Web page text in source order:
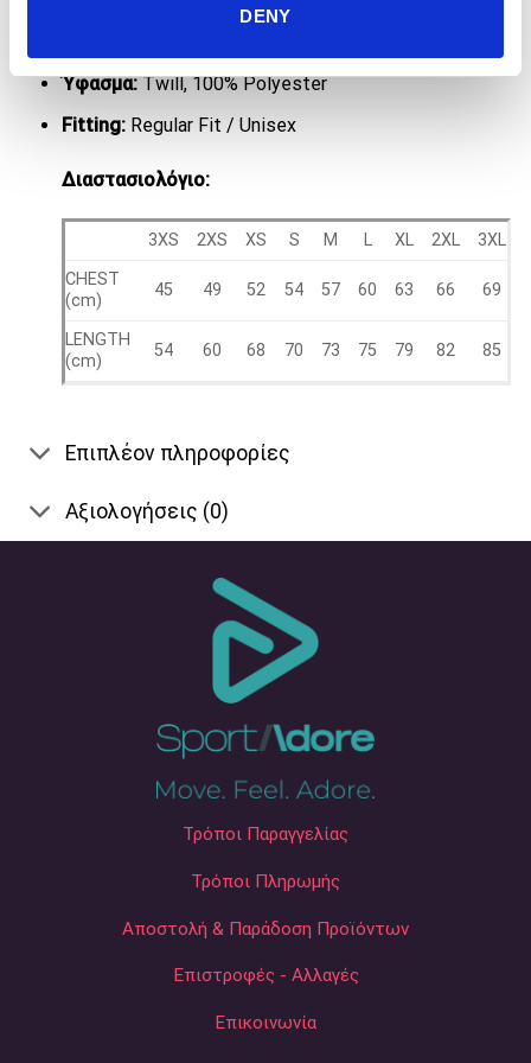
DENY
Αδιάβροχο ύφασμα (βαθμός αδιαβροχοποίησης
Ύφασμα:Twill, 100% Polyester
Fitting: Regular Fit / Unisex
Διαστασιολόγιο:
3XS 2XS XS S M L XL 2XL
3XL
CHEST
(cm)
45 49 52 54 57 60 63 66 69
LENGTH
(cm)
54 60 68 70 73 75 79 82 85
Επιπλέον πληροφορίες
Αξιολογήσεις (0)
Τρόποι Παραγγελίας
Τρόποι Πληρωμής
Αποστολή & Παράδοση Προϊόντων
Επιστροφές - Αλλαγές
Επικοινωνία